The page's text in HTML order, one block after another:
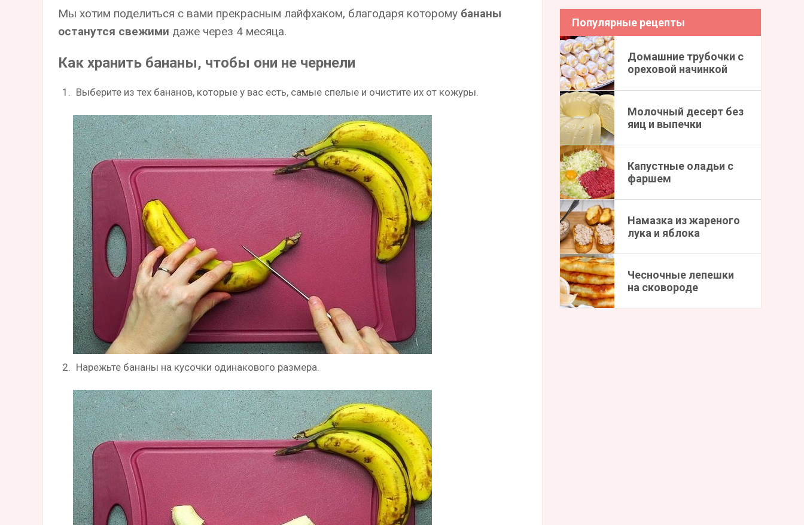
Мы хотим поделиться с вами прекрасным лайфхаком, благодаря которому бананы
останутся свежими даже через 4 месяца.
Как хранить бананы, чтобы они не чернели
Выберите из тех бананов, которые у вас есть, самые спелые и очистите их от кожуры.
Нарежьте бананы на кусочки одинакового размера.
Популярные рецепты
Домашние трубочки с
ореховой начинкой
Молочный десерт без
яиц и выпечки
Капустные оладьи с
фаршем
Намазка из жареного
лука и яблока
Чесночные лепешки
на сковороде